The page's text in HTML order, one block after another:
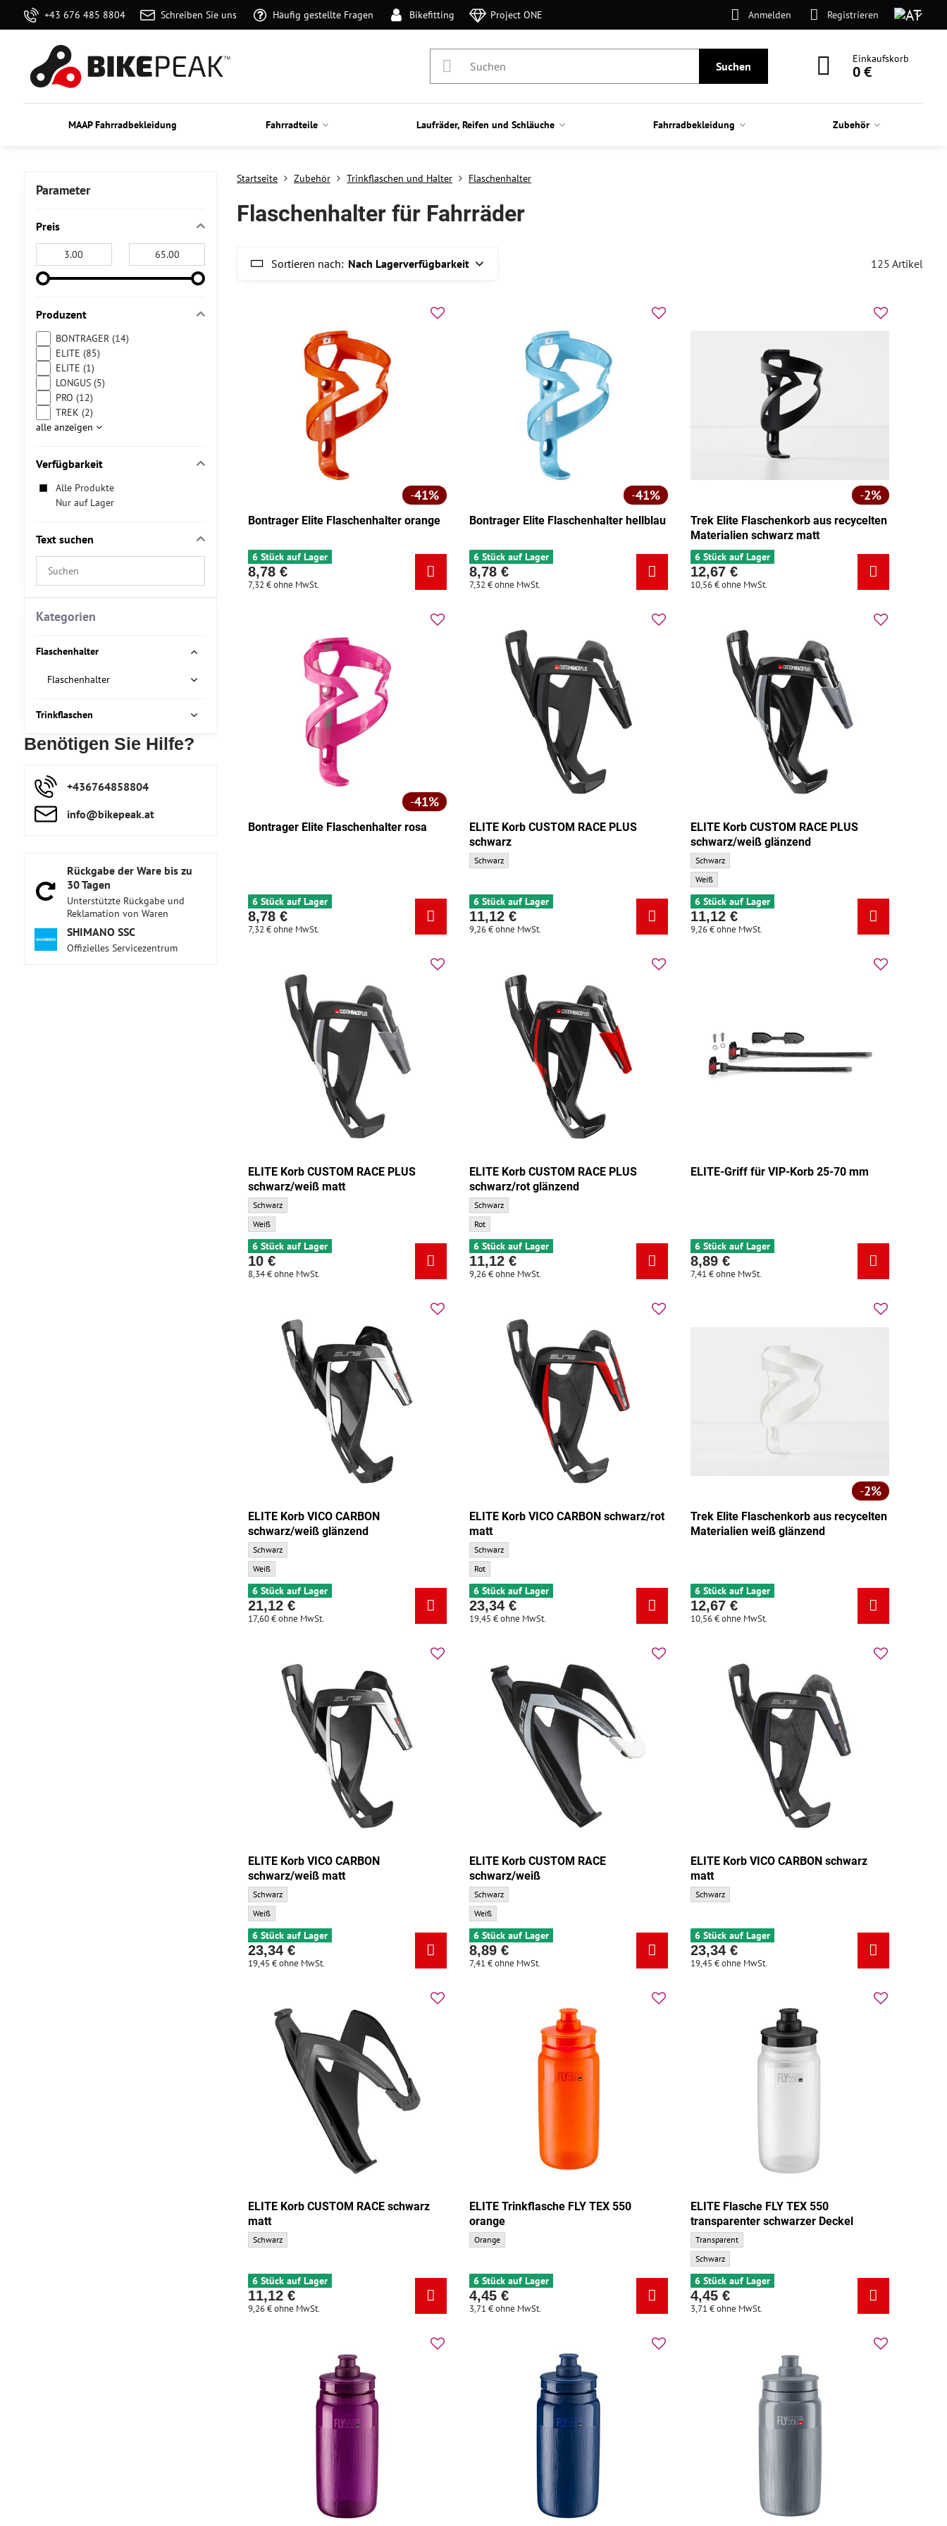
+43 676 485 8804 Schreiben Sie uns Häufig gestellte Fragen Bikefitting Project ONE Anmelden Registrieren
Suchen
Einkaufskorb
0 €
MAAP Fahrradbekleidung Fahrradteile Laufräder, Reifen und Schläuche Fahrradbekleidung Zubehör
Startseite Zubehör Trinkflaschen und Halter Flaschenhalter
Flaschenhalter für Fahrräder
Sortieren nach: Nach Lagerverfügbarkeit 125 Artikel
41%
Bontrager Elite Flaschenhalter orange
6 Stück auf Lager
8,78 €
7,32 €ohne MwSt.
41%
Bontrager Elite Flaschenhalter hellblau
6 Stück auf Lager
8,78 €
7,32 €ohne MwSt.
2%
Trek Elite Flaschenkorb aus recycelten
Materialien schwarz matt
6 Stück auf Lager
12,67 €
10,56 €ohne MwSt.
41%
Bontrager Elite Flaschenhalter rosa
6 Stück auf Lager
8,78 €
7,32 €ohne MwSt.
ELITE Korb CUSTOM RACE PLUS
schwarz
ELITE Korb CUSTOM RACE PLUS schwarz - Grundfarbe:
Schwarz
6 Stück auf Lager
11,12 €
9,26 €ohne MwSt.
ELITE Korb CUSTOM RACE PLUS
schwarz/weiß glänzend
ELITE Korb CUSTOM RACE PLUS schwarz/weiß glänzend - Grundfarbe:
Schwarz
ELITE Korb CUSTOM RACE PLUS schwarz/weiß glänzend - Zusatzfarbe:
Weiß
6 Stück auf Lager
11,12 €
9,26 €ohne MwSt.
ELITE Korb CUSTOM RACE PLUS
schwarz/weiß matt
ELITE Korb CUSTOM RACE PLUS schwarz/weiß matt - Grundfarbe:
Schwarz
ELITE Korb CUSTOM RACE PLUS schwarz/weiß matt - Zusatzfarbe:
Weiß
6 Stück auf Lager
10 €
8,34 €ohne MwSt.
ELITE Korb CUSTOM RACE PLUS
schwarz/rot glänzend
ELITE Korb CUSTOM RACE PLUS schwarz/rot glänzend - Grundfarbe:
Schwarz
ELITE Korb CUSTOM RACE PLUS schwarz/rot glänzend - Zusatzfarbe:
Rot
6 Stück auf Lager
11,12 €
9,26 €ohne MwSt.
ELITE-Griff für VIP-Korb 25-70 mm
6 Stück auf Lager
8,89 €
7,41 €ohne MwSt.
ELITE Korb VICO CARBON
schwarz/weiß glänzend
ELITE Korb VICO CARBON schwarz/weiß glänzend - Grundfarbe:
Schwarz
ELITE Korb VICO CARBON schwarz/weiß glänzend - Zusatzfarbe:
Weiß
6 Stück auf Lager
21,12 €
17,60 €ohne MwSt.
ELITE Korb VICO CARBON schwarz/rot
matt
ELITE Korb VICO CARBON schwarz/rot matt - Grundfarbe:
Schwarz
ELITE Korb VICO CARBON schwarz/rot matt - Zusatzfarbe:
Rot
6 Stück auf Lager
23,34 €
19,45 €ohne MwSt.
2%
Trek Elite Flaschenkorb aus recycelten
Materialien weiß glänzend
6 Stück auf Lager
12,67 €
10,56 €ohne MwSt.
ELITE Korb VICO CARBON
schwarz/weiß matt
ELITE Korb VICO CARBON schwarz/weiß matt - Grundfarbe:
Schwarz
ELITE Korb VICO CARBON schwarz/weiß matt - Zusatzfarbe:
Weiß
6 Stück auf Lager
23,34 €
19,45 €ohne MwSt.
ELITE Korb CUSTOM RACE
schwarz/weiß
ELITE Korb CUSTOM RACE schwarz/weiß - Grundfarbe:
Schwarz
ELITE Korb CUSTOM RACE schwarz/weiß - Zusatzfarbe:
Weiß
6 Stück auf Lager
8,89 €
7,41 €ohne MwSt.
ELITE Korb VICO CARBON schwarz
matt
ELITE Korb VICO CARBON schwarz matt - Grundfarbe:
Schwarz
6 Stück auf Lager
23,34 €
19,45 €ohne MwSt.
ELITE Korb CUSTOM RACE schwarz
matt
ELITE Korb CUSTOM RACE schwarz matt - Grundfarbe:
Schwarz
6 Stück auf Lager
11,12 €
9,26 €ohne MwSt.
ELITE Trinkflasche FLY TEX 550
orange
ELITE Trinkflasche FLY TEX 550 orange - Grundfarbe:
Orange
6 Stück auf Lager
4,45 €
3,71 €ohne MwSt.
ELITE Flasche FLY TEX 550
transparenter schwarzer Deckel
ELITE Flasche FLY TEX 550 transparenter schwarzer Deckel -
Transparent
ELITE Flasche FLY TEX 550 transparenter schwarzer Deckel -
Schwarz
6 Stück auf Lager
4,45 €
3,71 €ohne MwSt.
Parameter
Preis
Produzent
BONTRAGER (14)
ELITE (85)
ELITE (1)
LONGUS (5)
PRO (12)
TREK (2)
alle anzeigen
Verfügbarkeit
Alle Produkte
Nur auf Lager
Text suchen
Suchfilterergebnisse
Benötigen Sie Hilfe?
+436764858804
info​@bikepeak​.at
Rückgabe der Ware bis zu
30 Tagen
Unterstützte Rückgabe und
Reklamation von Waren
SHIMANO SSC
Offizielles Servicezentrum
Kategorien
Flaschenhalter
Flaschenhalter
Trinkflaschen